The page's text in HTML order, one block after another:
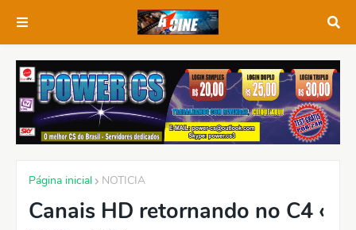
Página inicial NOTICIA
Canais HD retornando no C4 ‹